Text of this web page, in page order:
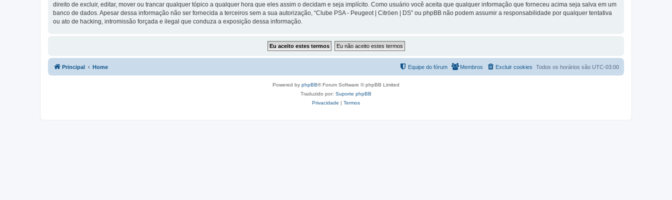
direito de excluir, editar, mover ou trancar qualquer tópico a qualquer hora que eles assim o decidam e seja implícito. Como usuário você aceita que qualquer informação que forneceu acima seja salva em um
banco de dados. Apesar dessa informação não ser fornecida a terceiros sem a sua autorização, “Clube PSA - Peugeot | Citröen | DS” ou phpBB não podem assumir a responsabilidade por qualquer tentativa
ou ato de hacking, intromissão forçada e ilegal que conduza a exposição dessa informação.
Principal Home Todos os horários são UTC-03:00
Excluir cookies
Membros
Equipe do fórum
Powered by phpBB® Forum Software © phpBB Limited
Traduzido por: Suporte phpBB
Privacidade | Termos